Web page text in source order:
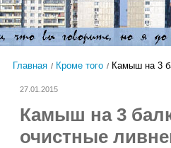
Главная Кроме того Камыш на 3
27.01.2015
Камыш на 3
очистные